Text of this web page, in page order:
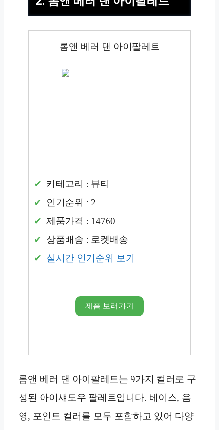
롬앤 베러 댄 아이팔레트
카테고리 : 뷰티
인기순위 : 2
제품가격 : 14760
상품배송 : 로켓배송
실시간 인기순위 보기
제품 보러가기
롬앤 베러 댄 아이팔레트는 9가지 컬러로 구
성된 아이섀도우 팔레트입니다. 베이스, 음
영, 포인트 컬러를 모두 포함하고 있어 다양